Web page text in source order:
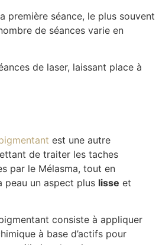
première séance, le plus souvent
de séances varie en
de laser, laissant place à
est une autre
de traiter les taches
par le Mélasma, tout en
peau un aspect plus lisse et
consiste à appliquer
à base d’actifs pour